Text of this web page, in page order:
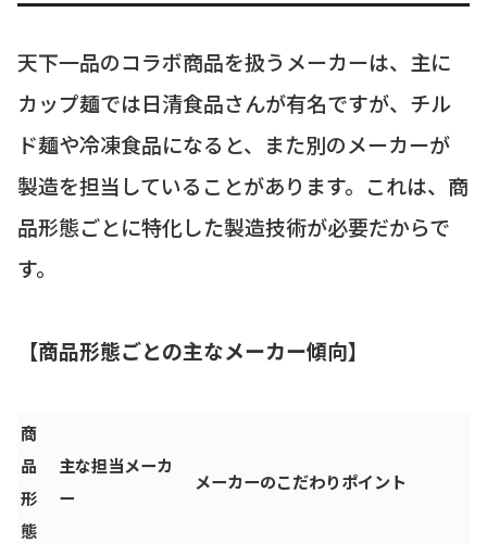
天下一品のコラボ商品を扱うメーカーは、主に
カップ麺では日清食品さんが有名ですが、チル
ド麺や冷凍食品になると、また別のメーカーが
製造を担当していることがあります。これは、商
品形態ごとに特化した製造技術が必要だからで
す。
【商品形態ごとの主なメーカー傾向】
商
品
形
態
主な担当メーカ
ー
メーカーのこだわりポイント